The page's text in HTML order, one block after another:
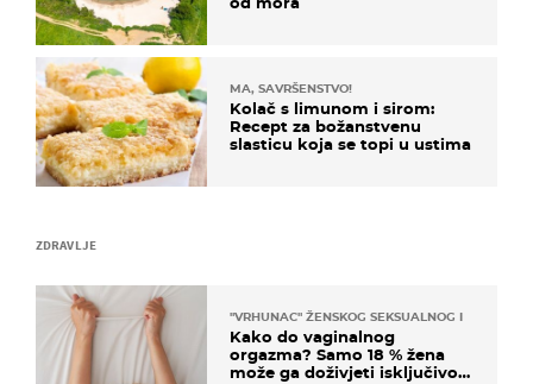
ZDRAVLJE
"VRHUNAC" ŽENSKOG SEKSUALNOG ISKUSTVA
Kako do vaginalnog
orgazma? Samo 18 % žena
može ga doživjeti isključivo
MA, SAVRŠENSTVO!
Kolač s limunom i sirom:
Recept za božanstvenu
slasticu koja se topi u ustima